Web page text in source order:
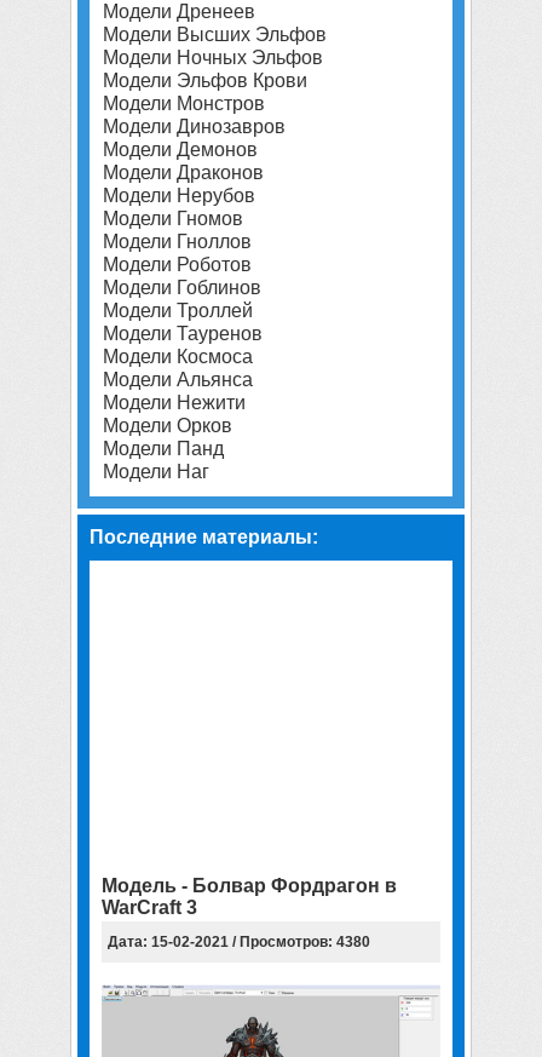
Модели Дренеев
Модели Высших Эльфов
Модели Ночных Эльфов
Модели Эльфов Крови
Модели Монстров
Модели Динозавров
Модели Демонов
Модели Драконов
Модели Нерубов
Модели Гномов
Модели Гноллов
Модели Роботов
Модели Гоблинов
Модели Троллей
Модели Тауренов
Модели Космоса
Модели Альянса
Модели Нежити
Модели Орков
Модели Панд
Модели Наг
Последние материалы:
Модель - Болвар Фордрагон в
WarCraft 3
Дата: 15-02-2021 / Просмотров: 4380